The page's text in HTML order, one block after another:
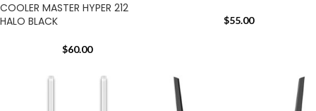
COOLER MASTER HYPER 212
HALO BLACK
$60.00
$55.00